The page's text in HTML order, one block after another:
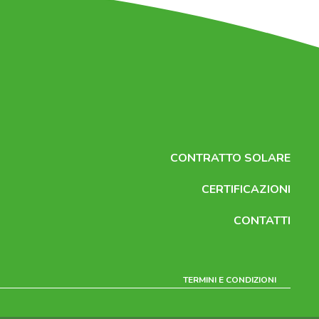
CONTRATTO SOLARE
CERTIFICAZIONI
CONTATTI
TERMINI E CONDIZIONI